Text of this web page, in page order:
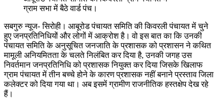
ग्राम सभा में बैठे वार्ड पंच।
सबगुरु न्यूज- सिरोही। आबूरोड पंचायत समिति की किवरली पंचायत में चुने
हुए जनप्रतिनिधियों और लोगों में आक्रोश है। वो इस बात का कि उनकी
पंचायत समिति के अनुसूचित जनजाति के प्रशासक को प्रशासन ने कथित
मामूली अनियमितता के चलते निलंबित कर दिया है, उनकी जगह उस
निवर्तमान जनप्रतिनिधि को प्रशासक नियुक्त कर दिया जिसके खिलाफ
ग्राम पंचायत में तीन बच्चे होने के कारण प्रशासक नहीं बनाने प्रस्ताव जिला
कलेक्टर को दिया गया था। अब इसमें ग्रामीण राजनीतिक हस्तक्षेप देख रहे
हैं।